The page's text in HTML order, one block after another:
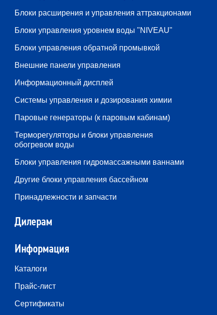
Блоки расширения и управления аттракционами
Блоки управления уровнем воды "NIVEAU"
Блоки управления обратной промывкой
Внешние панели управления
Информационный дисплей
Системы управления и дозирования химии
Паровые генераторы (к паровым кабинам)
Терморегуляторы и блоки управления
обогревом воды
Блоки управления гидромассажными ваннами
Другие блоки управления бассейном
Принадлежности и запчасти
Дилерам
Информация
Каталоги
Прайс-лист
Сертификаты